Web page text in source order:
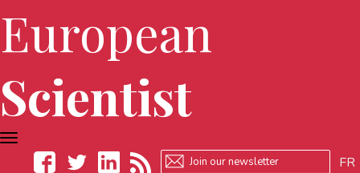
European
Scientist
FR
TOGGLE
NAVIGATION